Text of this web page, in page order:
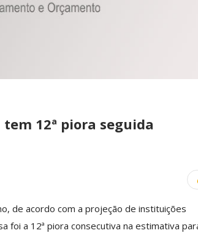
12ª piora seguida
de acordo com a projeção de instituições
foi a 12ª piora consecutiva na estimativa